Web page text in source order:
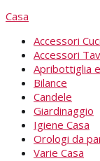
Casa
Accessori
Accessori
Apribottiglia
Bilance
Candele
Giardinaggio
Igiene Casa
Orologi da
Varie Casa